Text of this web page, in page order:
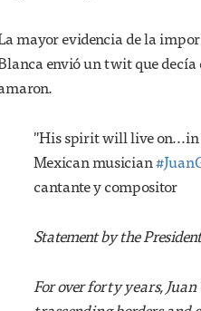
mayor evidencia de la
envió un twit que decía
"His spirit will live
Mexican musician
cantante y compositor
Statement by the
For over forty years,